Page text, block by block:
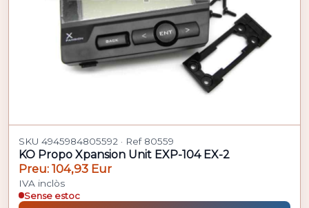
SKU 4945984805592 · Ref 80559
KO Propo Xpansion Unit EXP-104 EX-2
Preu: 104,93 Eur
IVA inclòs
Sense estoc